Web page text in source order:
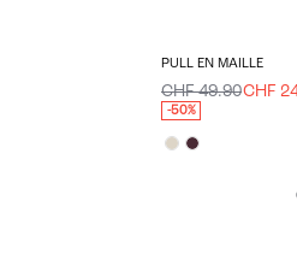
PULL EN MAILLE
CHF 49.90CHF
-50%